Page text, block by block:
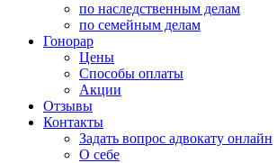
по наследственным делам
по семейным делам
Гонорар
Цены
Способы оплаты
Акции
Отзывы
Контакты
Задать вопрос адвокату онлайн
О себе